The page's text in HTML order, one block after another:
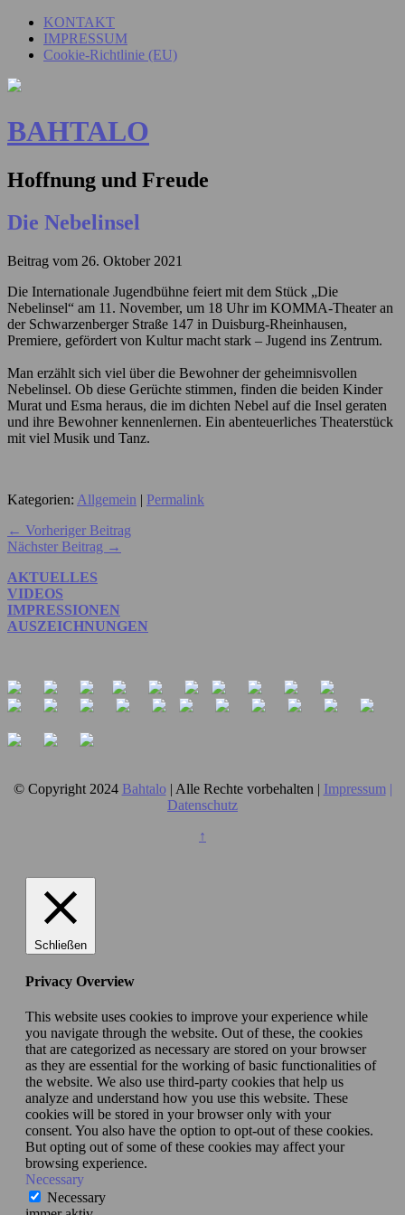
KONTAKT
IMPRESSUM
Cookie-Richtlinie (EU)
BAHTALO
Hoffnung und Freude
Die Nebelinsel
Beitrag vom 26. Oktober 2021
Die Internationale Jugendbühne feiert mit dem Stück „Die
Nebelinsel“ am 11. November, um 18 Uhr im KOMMA-Theater an
der Schwarzenberger Straße 147 in Duisburg-Rheinhausen,
Premiere, gefördert von Kultur macht stark – Jugend ins Zentrum.
Man erzählt sich viel über die Bewohner der geheimnisvollen
Nebelinsel. Ob diese Gerüchte stimmen, finden die beiden Kinder
Murat und Esma heraus, die im dichten Nebel auf die Insel geraten
und ihre Bewohner kennenlernen. Ein abenteuerliches Theaterstück
mit viel Musik und Tanz.
Kategorien: Allgemein | Permalink
← Vorheriger Beitrag
Nächster Beitrag →
AKTUELLES
VIDEOS
IMPRESSIONEN
AUSZEICHNUNGEN
© Copyright 2024 Bahtalo| Alle Rechte vorbehalten | Impressum |
Datenschutz
↑
Schließen
Privacy Overview
This website uses cookies to improve your experience while
you navigate through the website. Out of these, the cookies
that are categorized as necessary are stored on your browser
as they are essential for the working of basic functionalities of
the website. We also use third-party cookies that help us
analyze and understand how you use this website. These
cookies will be stored in your browser only with your
consent. You also have the option to opt-out of these cookies.
But opting out of some of these cookies may affect your
browsing experience.
Necessary
Necessary